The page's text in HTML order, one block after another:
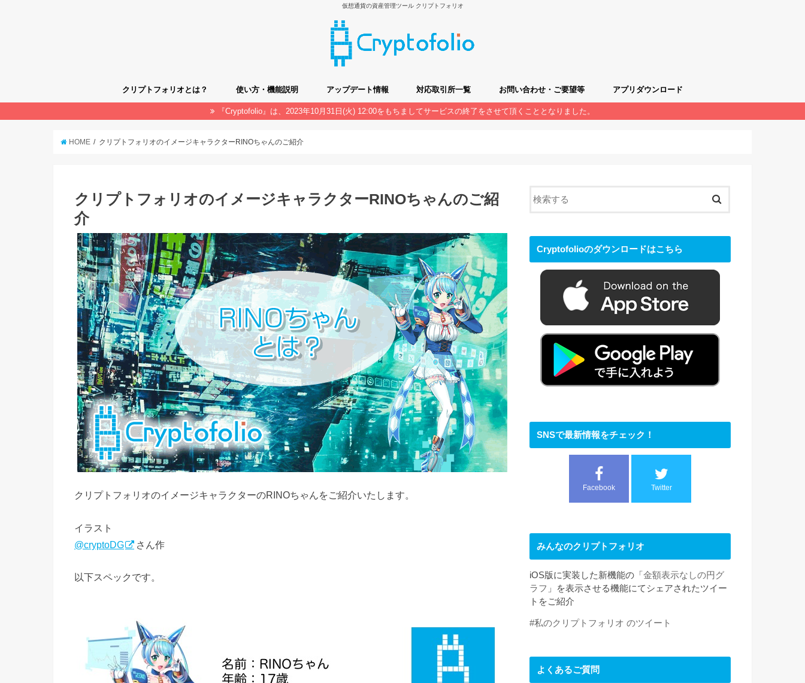
仮想通貨の資産管理ツール クリプトフォリオ
クリプトフォリオとは？ 使い方・機能説明
クリプトフォリオの基本的な使い方
使い方・機能説明
アップデート情報 対応取引所一覧 お問い合わせ・ご要望等
よくあるご質問
アンケート
通貨の追加希望フォーム
アプリダウンロード
『Cryptofolio』は、2023年10月31日(火) 12:00をもちましてサービスの終了をさせて頂くこととなりました。
HOME クリプトフォリオのイメージキャラクターRINOちゃんのご紹介
クリプトフォリオのイメージキャラクターRINOちゃんのご紹
介
クリプトフォリオのイメージキャラクターのRINOちゃんをご紹介いたします。
イラスト
@cryptoDG
さん作
以下スペックです。
Cryptofolioのダウンロードはこちら
SNSで最新情報をチェック！
Facebook Twitter
みんなのクリプトフォリオ
iOS版に実装した新機能の「 金額表示なしの円グ
ラフ 」を表示させる機能にてシェアされたツイー
トをご紹介
#私のクリプトフォリオ のツイート
よくあるご質問